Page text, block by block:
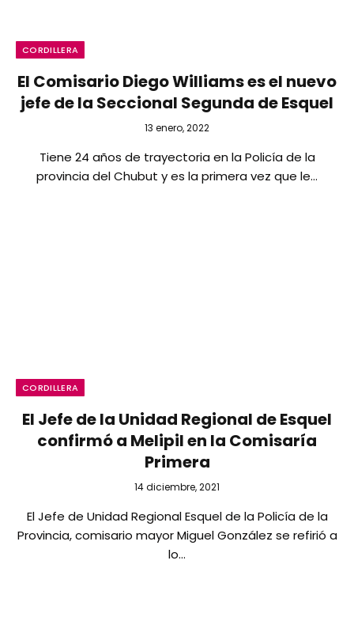
CORDILLERA
El Comisario Diego Williams es el nuevo
jefe de la Seccional Segunda de Esquel
13 enero, 2022
Tiene 24 años de trayectoria en la Policía de la
provincia del Chubut y es la primera vez que le…
CORDILLERA
El Jefe de la Unidad Regional de Esquel
confirmó a Melipil en la Comisaría
Primera
14 diciembre, 2021
El Jefe de Unidad Regional Esquel de la Policía de la
Provincia, comisario mayor Miguel González se refirió a
lo…